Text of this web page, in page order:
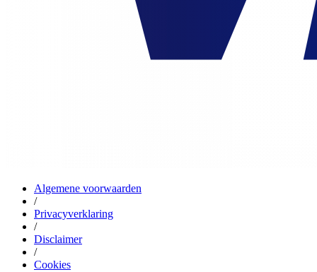
Algemene voorwaarden
/
Privacyverklaring
/
Disclaimer
/
Cookies